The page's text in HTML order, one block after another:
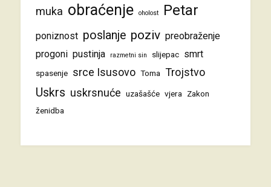
muka obraćenje oholost Petar
poniznost poslanje poziv preobraženje
progoni pustinja razmetni sin slijepac smrt
spasenje srce Isusovo Toma Trojstvo
Uskrs uskrsnuće uzašašće vjera
Zakon
ženidba